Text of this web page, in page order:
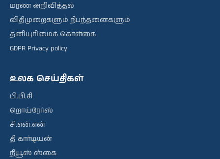
மரண அறிவித்தல்
விதிமுறைகளும் நிபந்தனைகளும்
தனியுரிமைக் கொள்கை
GDPR Privacy policy
உலக செய்திகள்
பி.பி.சி
றொய்ரேர்ஸ்
சி.என்.என்
தி கார்டியன்
நியூஸ் ஸ்கை